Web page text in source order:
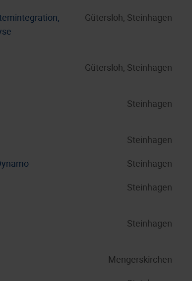
Gütersloh, Steinhagen
Gütersloh, Steinhagen
Steinhagen
Steinhagen
Steinhagen
Steinhagen
Steinhagen
Mengerskirchen